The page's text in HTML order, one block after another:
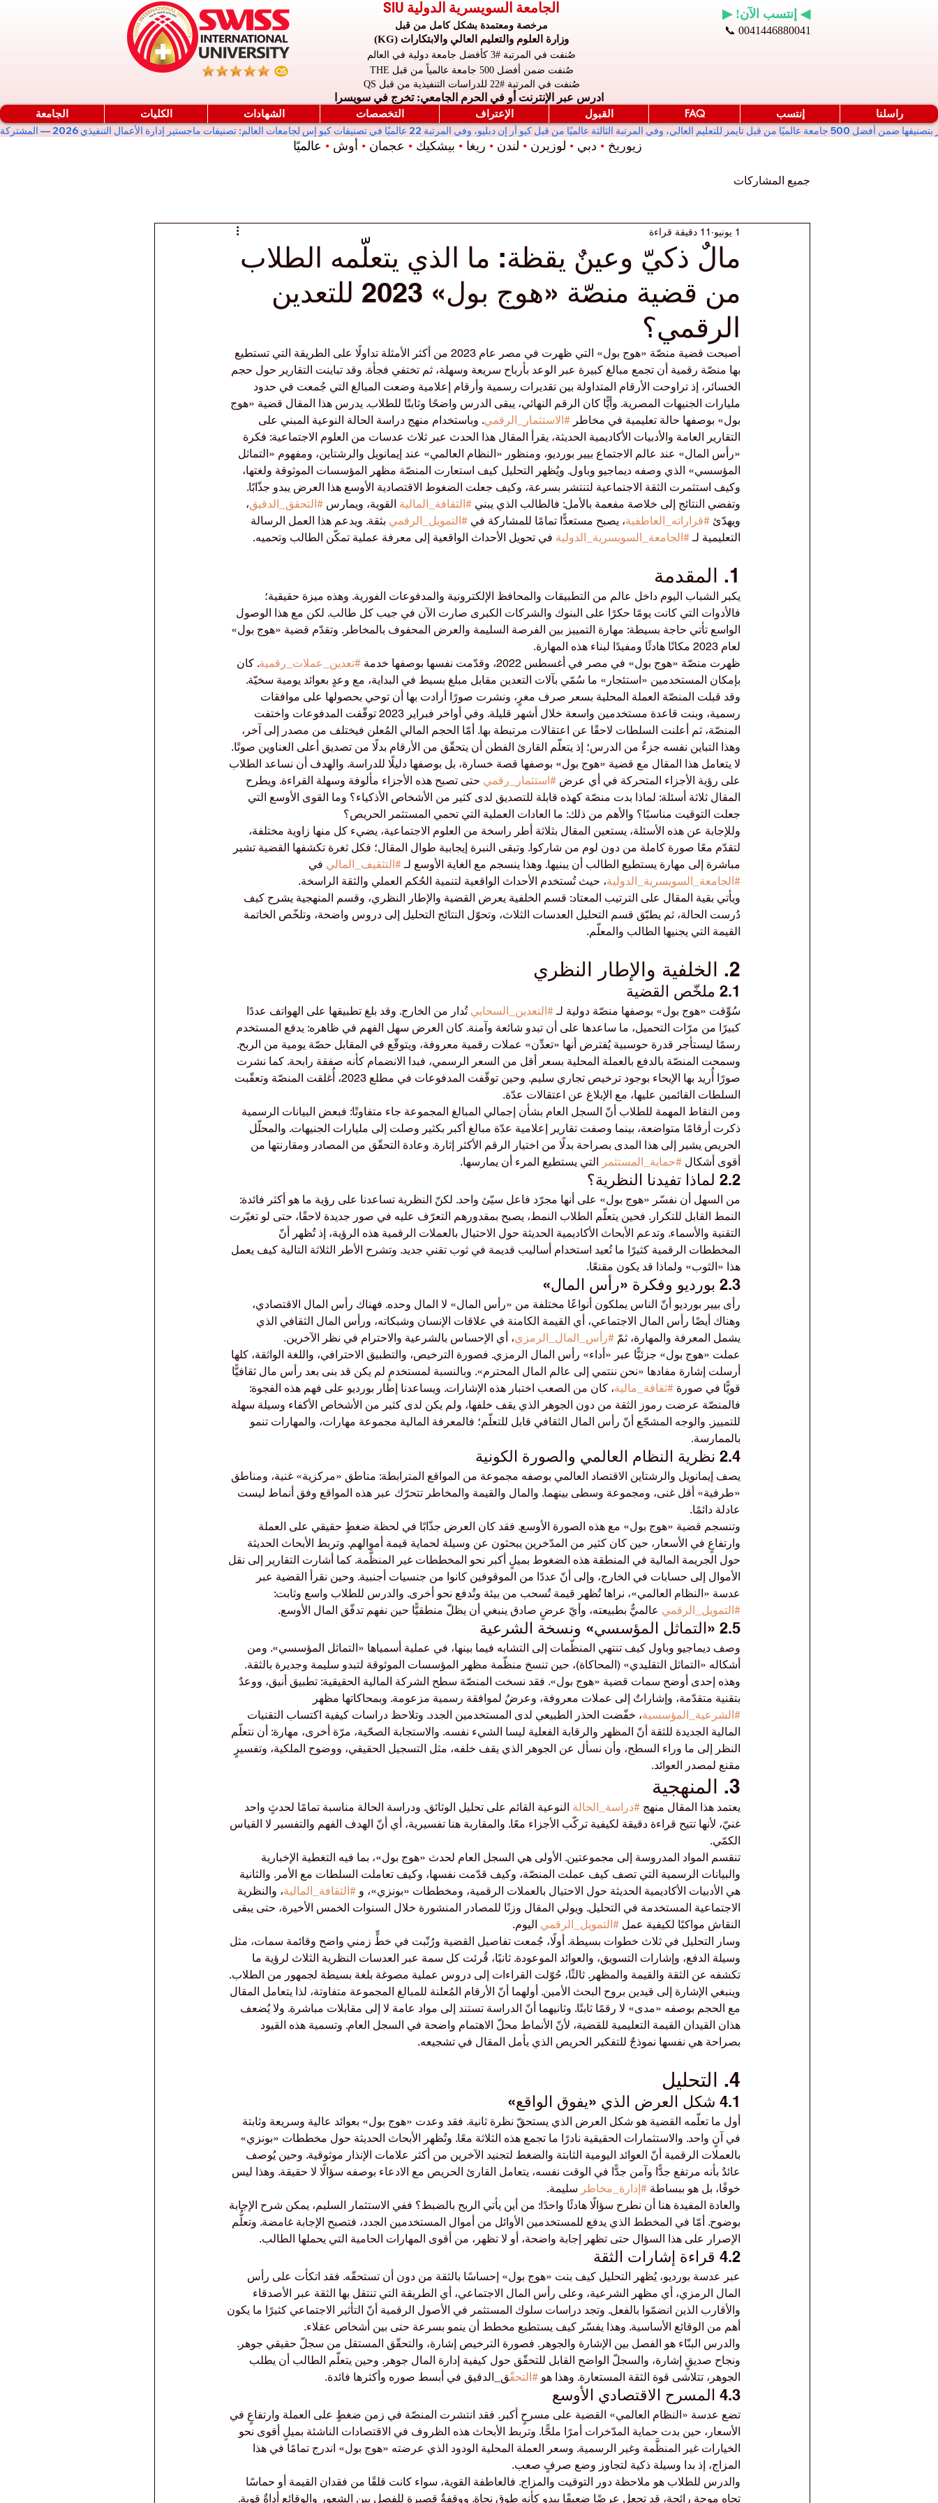
الجامعة السويسرية الدولية SIU
مرخصة ومعتمدة بشكل كامل من قبل
وزارة العلوم والتعليم العالي والابتكارات (KG)
صُنفت في المرتبة #3 كأفضل جامعة دولية في العالم
صُنفت ضمن أفضل 500 جامعة عالمياً من قبل THE
◀ إنتسب الآن! ▶
📞 0041446880041
صُنفت في المرتبة #22 للدراسات التنفيذية من قبل QS
ادرس عبر الإنترنت أو في الحرم الجامعي: تخرج في سويسرا
الجامعة الكليات الشهادات التخصصات الإعتراف القبول FAQ إنتسب راسلنا
زيوريخ • دبي • لوزيرن • لندن • ريغا • بيشكيك • عجمان • أوش • عالميًا
جميع المشاركات
مالٌ ذكيّ وعينٌ يقظة: ما الذي يتعلّمه الطلاب
من قضية منصّة «هوج بول» 2023 للتعدين
الرقمي؟
1 يونيو 11 دقيقة قراءة
أصبحت قضية منصّة «هوج بول» التي ظهرت في مصر عام 2023 من أكثر الأمثلة تداولًا على الطريقة التي تستطيع
بها منصّة رقمية أن تجمع مبالغ كبيرة عبر الوعد بأرباح سريعة وسهلة، ثم تختفي فجأة. وقد تباينت التقارير حول حجم
الخسائر، إذ تراوحت الأرقام المتداولة بين تقديرات رسمية وأرقام إعلامية وضعت المبالغ التي جُمعت في حدود
مليارات الجنيهات المصرية. وأيًّا كان الرقم النهائي، يبقى الدرس واضحًا وثابتًا للطلاب. يدرس هذا المقال قضية «هوج
بول» بوصفها حالة تعليمية في مخاطر #الاستثمار_الرقمي. وباستخدام منهج دراسة الحالة النوعية المبني على
التقارير العامة والأدبيات الأكاديمية الحديثة، يقرأ المقال هذا الحدث عبر ثلاث عدسات من العلوم الاجتماعية: فكرة
«رأس المال» عند عالم الاجتماع بيير بورديو، ومنظور «النظام العالمي» عند إيمانويل والرشتاين، ومفهوم «التماثل
المؤسسي» الذي وصفه ديماجيو وباول. ويُظهر التحليل كيف استعارت المنصّة مظهر المؤسسات الموثوقة ولغتها،
وكيف استثمرت الثقة الاجتماعية لتنتشر بسرعة، وكيف جعلت الضغوط الاقتصادية الأوسع هذا العرض يبدو جذّابًا.
وتفضي النتائج إلى خلاصة مفعمة بالأمل: فالطالب الذي يبني #الثقافة_المالية القوية، ويمارس #التحقق_الدقيق،
ويهدّئ #قراراته_العاطفية، يصبح مستعدًّا تمامًا للمشاركة في #التمويل_الرقمي بثقة. ويدعم هذا العمل الرسالة
التعليمية لـ #الجامعة_السويسرية_الدولية في تحويل الأحداث الواقعية إلى معرفة عملية تمكّن الطالب وتحميه.
1. المقدمة
يكبر الشباب اليوم داخل عالم من التطبيقات والمحافظ الإلكترونية والمدفوعات الفورية. وهذه ميزة حقيقية؛
فالأدوات التي كانت يومًا حكرًا على البنوك والشركات الكبرى صارت الآن في جيب كل طالب. لكن مع هذا الوصول
الواسع تأتي حاجة بسيطة: مهارة التمييز بين الفرصة السليمة والعرض المحفوف بالمخاطر. وتقدّم قضية «هوج بول»
لعام 2023 مكانًا هادئًا ومفيدًا لبناء هذه المهارة.
ظهرت منصّة «هوج بول» في مصر في أغسطس 2022، وقدّمت نفسها بوصفها خدمة
#تعدين_عملات_رقمية. كان
بإمكان المستخدمين «استئجار» ما سُمّي بآلات التعدين مقابل مبلغ بسيط في البداية، مع وعدٍ بعوائد يومية سخيّة.
وقد قبلت المنصّة العملة المحلية بسعر صرف مغرٍ، ونشرت صورًا أرادت بها أن توحي بحصولها على موافقات
رسمية، وبنت قاعدة مستخدمين واسعة خلال أشهر قليلة. وفي أواخر فبراير 2023 توقّفت المدفوعات واختفت
المنصّة، ثم أعلنت السلطات لاحقًا عن اعتقالات مرتبطة بها. أمّا الحجم المالي المُعلن فيختلف من مصدر إلى آخر،
وهذا التباين نفسه جزءٌ من الدرس؛ إذ يتعلّم القارئ الفطن أن يتحقّق من الأرقام بدلًا من تصديق أعلى العناوين صوتًا.
لا يتعامل هذا المقال مع قضية «هوج بول» بوصفها قصة خسارة، بل بوصفها دليلًا للدراسة. والهدف أن نساعد الطلاب
على رؤية الأجزاء المتحركة في أي عرض #استثمار_رقمي حتى تصبح هذه الأجزاء مألوفة وسهلة القراءة. ويطرح
المقال ثلاثة أسئلة: لماذا بدت منصّة كهذه قابلة للتصديق لدى كثير من الأشخاص الأذكياء؟ وما القوى الأوسع التي
جعلت التوقيت مناسبًا؟ والأهم من ذلك: ما العادات العملية التي تحمي المستثمر الحريص؟
وللإجابة عن هذه الأسئلة، يستعين المقال بثلاثة أطر راسخة من العلوم الاجتماعية، يضيء كل منها زاوية مختلفة،
لتقدّم معًا صورة كاملة من دون لوم من شاركوا. وتبقى النبرة إيجابية طوال المقال؛ فكل ثغرة تكشفها القضية تشير
مباشرة إلى مهارة يستطيع الطالب أن يبنيها. وهذا ينسجم مع الغاية الأوسع لـ #التثقيف_المالي في
#الجامعة_السويسرية_الدولية، حيث تُستخدم الأحداث الواقعية لتنمية الحُكم العملي والثقة الراسخة.
ويأتي بقية المقال على الترتيب المعتاد: قسم الخلفية يعرض القضية والإطار النظري، وقسم المنهجية يشرح كيف
دُرست الحالة، ثم يطبّق قسم التحليل العدسات الثلاث، وتحوّل النتائج التحليل إلى دروس واضحة، وتلخّص الخاتمة
القيمة التي يجنيها الطالب والمعلّم.
2. الخلفية والإطار النظري
2.1 ملخّص القضية
سُوِّقت «هوج بول» بوصفها منصّة دولية لـ #التعدين_السحابي تُدار من الخارج. وقد بلغ تطبيقها على الهواتف عددًا
كبيرًا من مرّات التحميل، ما ساعدها على أن تبدو شائعة وآمنة. كان العرض سهل الفهم في ظاهره: يدفع المستخدم
رسمًا ليستأجر قدرة حوسبية يُفترض أنها «تعدِّن» عملات رقمية معروفة، ويتوقّع في المقابل حصّة يومية من الربح.
وسمحت المنصّة بالدفع بالعملة المحلية بسعر أقل من السعر الرسمي، فبدا الانضمام كأنه صفقة رابحة. كما نشرت
صورًا أُريد بها الإيحاء بوجود ترخيص تجاري سليم. وحين توقّفت المدفوعات في مطلع 2023، أُغلقت المنصّة وتعقّبت
السلطات القائمين عليها، مع الإبلاغ عن اعتقالات عدّة.
ومن النقاط المهمة للطلاب أنّ السجل العام بشأن إجمالي المبالغ المجموعة جاء متفاوتًا: فبعض البيانات الرسمية
ذكرت أرقامًا متواضعة، بينما وصفت تقارير إعلامية عدّة مبالغ أكبر بكثير وصلت إلى مليارات الجنيهات. والمحلّل
الحريص يشير إلى هذا المدى بصراحة بدلًا من اختيار الرقم الأكثر إثارة. وعادة التحقّق من المصادر ومقارنتها من
أقوى أشكال #حماية_المستثمر التي يستطيع المرء أن يمارسها.
2.2 لماذا تفيدنا النظرية؟
من السهل أن نفسّر «هوج بول» على أنها مجرّد فاعل سيّئ واحد. لكنّ النظرية تساعدنا على رؤية ما هو أكثر فائدة:
النمط القابل للتكرار. فحين يتعلّم الطلاب النمط، يصبح بمقدورهم التعرّف عليه في صور جديدة لاحقًا، حتى لو تغيّرت
التقنية والأسماء. وتدعم الأبحاث الأكاديمية الحديثة حول الاحتيال بالعملات الرقمية هذه الرؤية، إذ تُظهر أنّ
المخططات الرقمية كثيرًا ما تُعيد استخدام أساليب قديمة في ثوب تقني جديد. وتشرح الأطر الثلاثة التالية كيف يعمل
هذا «الثوب» ولماذا قد يكون مقنعًا.
2.3 بورديو وفكرة «رأس المال»
رأى بيير بورديو أنّ الناس يملكون أنواعًا مختلفة من «رأس المال» لا المال وحده. فهناك رأس المال الاقتصادي،
وهناك أيضًا رأس المال الاجتماعي، أي القيمة الكامنة في علاقات الإنسان وشبكاته، ورأس المال الثقافي الذي
يشمل المعرفة والمهارة، ثمّ #رأس_المال_الرمزي، أي الإحساس بالشرعية والاحترام في نظر الآخرين.
عملت «هوج بول» جزئيًّا عبر «أداء» رأس المال الرمزي. فصورة الترخيص، والتطبيق الاحترافي، واللغة الواثقة، كلها
أرسلت إشارة مفادها «نحن ننتمي إلى عالم المال المحترم». وبالنسبة لمستخدمٍ لم يكن قد بنى بعد رأس مال ثقافيًّا
قويًّا في صورة #ثقافة_مالية، كان من الصعب اختبار هذه الإشارات. ويساعدنا إطار بورديو على فهم هذه الفجوة:
فالمنصّة عرضت رموز الثقة من دون الجوهر الذي يقف خلفها، ولم يكن لدى كثير من الأشخاص الأكفاء وسيلة سهلة
للتمييز. والوجه المشجّع أنّ رأس المال الثقافي قابل للتعلّم؛ فالمعرفة المالية مجموعة مهارات، والمهارات تنمو
بالممارسة.
2.4 نظرية النظام العالمي والصورة الكونية
يصف إيمانويل والرشتاين الاقتصاد العالمي بوصفه مجموعة من المواقع المترابطة: مناطق «مركزية» غنية، ومناطق
«طرفية» أقل غنى، ومجموعة وسطى بينهما. والمال والقيمة والمخاطر تتحرّك عبر هذه المواقع وفق أنماط ليست
عادلة دائمًا.
وتنسجم قضية «هوج بول» مع هذه الصورة الأوسع. فقد كان العرض جذّابًا في لحظة ضغطٍ حقيقي على العملة
وارتفاعٍ في الأسعار، حين كان كثير من المدّخرين يبحثون عن وسيلة لحماية قيمة أموالهم. وتربط الأبحاث الحديثة
حول الجريمة المالية في المنطقة هذه الضغوط بميلٍ أكبر نحو المخططات غير المنظَّمة. كما أشارت التقارير إلى نقل
الأموال إلى حسابات في الخارج، وإلى أنّ عددًا من الموقوفين كانوا من جنسيات أجنبية. وحين نقرأ القضية عبر
عدسة «النظام العالمي»، نراها تُظهر قيمة تُسحب من بيئة وتُدفع نحو أخرى. والدرس للطلاب واسع وثابت:
#التمويل_الرقمي عالميٌّ بطبيعته، وأيّ عرضٍ صادق ينبغي أن يظلّ منطقيًّا حين نفهم تدفّق المال الأوسع.
2.5 «التماثل المؤسسي» ونسخة الشرعية
وصف ديماجيو وباول كيف تنتهي المنظّمات إلى التشابه فيما بينها، في عملية أسمياها «التماثل المؤسسي». ومن
أشكاله «التماثل التقليدي» (المحاكاة)، حين تنسخ منظّمة مظهر المؤسسات الموثوقة لتبدو سليمة وجديرة بالثقة.
وهذه إحدى أوضح سمات قضية «هوج بول». فقد نسخت المنصّة سطح الشركة المالية الحقيقية: تطبيق أنيق، ووعدٌ
بتقنية متقدّمة، وإشاراتٌ إلى عملات معروفة، وعرضٌ لموافقة رسمية مزعومة. وبمحاكاتها مظهر
#الشرعية_المؤسسية، خفّضت الحذر الطبيعي لدى المستخدمين الجدد. وتلاحظ دراسات كيفية اكتساب التقنيات
المالية الجديدة للثقة أنّ المظهر والرقابة الفعلية ليسا الشيء نفسه. والاستجابة الصحّية، مرّة أخرى، مهارة: أن نتعلّم
النظر إلى ما وراء السطح، وأن نسأل عن الجوهر الذي يقف خلفه، مثل التسجيل الحقيقي، ووضوح الملكية، وتفسيرٍ
مقنع لمصدر العوائد.
3. المنهجية
يعتمد هذا المقال منهج #دراسة_الحالة النوعية القائم على تحليل الوثائق. ودراسة الحالة مناسبة تمامًا لحدثٍ واحد
غنيّ، لأنها تتيح قراءة دقيقة لكيفية تركّب الأجزاء معًا. والمقاربة هنا تفسيرية، أي أنّ الهدف الفهم والتفسير لا القياس
الكمّي.
تنقسم المواد المدروسة إلى مجموعتين. الأولى هي السجل العام لحدث «هوج بول»، بما فيه التغطية الإخبارية
والبيانات الرسمية التي تصف كيف عملت المنصّة، وكيف قدّمت نفسها، وكيف تعاملت السلطات مع الأمر. والثانية
هي الأدبيات الأكاديمية الحديثة حول الاحتيال بالعملات الرقمية، ومخططات «بونزي»، و #الثقافة_المالية، والنظرية
الاجتماعية المستخدمة في التحليل. ويولي المقال وزنًا للمصادر المنشورة خلال السنوات الخمس الأخيرة، حتى يبقى
النقاش مواكبًا لكيفية عمل #التمويل_الرقمي اليوم.
وسار التحليل في ثلاث خطوات بسيطة. أولًا، جُمعت تفاصيل القضية ورُتّبت في خطٍّ زمني واضح وقائمة سمات، مثل
وسيلة الدفع، وإشارات التسويق، والعوائد الموعودة. ثانيًا، قُرئت كل سمة عبر العدسات النظرية الثلاث لرؤية ما
تكشفه عن الثقة والقيمة والمظهر. ثالثًا، حُوّلت القراءات إلى دروس عملية مصوغة بلغة بسيطة لجمهور من الطلاب.
وينبغي الإشارة إلى قيدين بروح البحث الأمين. أولهما أنّ الأرقام المُعلنة للمبالغ المجموعة متفاوتة، لذا يتعامل المقال
مع الحجم بوصفه «مدى» لا رقمًا ثابتًا. وثانيهما أنّ الدراسة تستند إلى مواد عامة لا إلى مقابلات مباشرة. ولا يُضعف
هذان القيدان القيمة التعليمية للقضية، لأنّ الأنماط محلّ الاهتمام واضحة في السجل العام. وتسمية هذه القيود
بصراحة هي نفسها نموذجٌ للتفكير الحريص الذي يأمل المقال في تشجيعه.
4. التحليل
4.1 شكل العرض الذي «يفوق الواقع»
أول ما تعلّمه القضية هو شكل العرض الذي يستحقّ نظرة ثانية. فقد وعدت «هوج بول» بعوائد عالية وسريعة وثابتة
في آنٍ واحد. والاستثمارات الحقيقية نادرًا ما تجمع هذه الثلاثة معًا. وتُظهر الأبحاث الحديثة حول مخططات «بونزي»
بالعملات الرقمية أنّ العوائد اليومية الثابتة والضغط لتجنيد الآخرين من أكثر علامات الإنذار موثوقية. وحين يُوصف
عائدٌ بأنه مرتفع جدًّا وآمن جدًّا في الوقت نفسه، يتعامل القارئ الحريص مع الادعاء بوصفه سؤالًا لا حقيقة. وهذا ليس
خوفًا، بل هو ببساطة #إدارة_مخاطر سليمة.
والعادة المفيدة هنا أن نطرح سؤالًا هادئًا واحدًا: من أين يأتي الربح بالضبط؟ ففي الاستثمار السليم، يمكن شرح الإجابة
بوضوح. أمّا في المخطط الذي يدفع للمستخدمين الأوائل من أموال المستخدمين الجدد، فتصبح الإجابة غامضة. وتعلُّم
الإصرار على هذا السؤال حتى تظهر إجابة واضحة، أو لا تظهر، من أقوى المهارات الحامية التي يحملها الطالب.
4.2 قراءة إشارات الثقة
عبر عدسة بورديو، يُظهر التحليل كيف بنت «هوج بول» إحساسًا بالثقة من دون أن تستحقّه. فقد اتكأت على رأس
المال الرمزي، أي مظهر الشرعية، وعلى رأس المال الاجتماعي، أي الطريقة التي تنتقل بها الثقة عبر الأصدقاء
والأقارب الذين انضمّوا بالفعل. وتجد دراسات سلوك المستثمر في الأصول الرقمية أنّ التأثير الاجتماعي كثيرًا ما يكون
أهم من الوقائع الأساسية. وهذا يفسّر كيف يستطيع مخطط أن ينمو بسرعة حتى بين أشخاص عقلاء.
والدرس البنّاء هو الفصل بين الإشارة والجوهر. فصورة الترخيص إشارة، والتحقّق المستقل من سجلّ حقيقي جوهر.
ونجاح صديقٍ إشارة، والسجلّ الواضح القابل للتحقّق حول كيفية إدارة المال جوهر. وحين يتعلّم الطالب أن يطلب
الجوهر، تتلاشى قوة الثقة المستعارة. وهذا هو #التحقّق_الدقيق في أبسط صوره وأكثرها فائدة.
4.3 المسرح الاقتصادي الأوسع
تضع عدسة «النظام العالمي» القضية على مسرحٍ أكبر. فقد انتشرت المنصّة في زمن ضغطٍ على العملة وارتفاعٍ في
الأسعار، حين بدت حماية المدّخرات أمرًا ملحًّا. وتربط الأبحاث هذه الظروف في الاقتصادات الناشئة بميلٍ أقوى نحو
الخيارات غير المنظَّمة وغير الرسمية. وسعر العملة المحلية الودود الذي عرضته «هوج بول» اندرج تمامًا في هذا
المزاج، إذ بدا وسيلة ذكية لتجاوز وضع صرفٍ صعب.
والدرس للطلاب هو ملاحظة دور التوقيت والمزاج. فالعاطفة القوية، سواء كانت قلقًا من فقدان القيمة أو حماسًا
تجاه موجةٍ رائجة، قد تجعل عرضًا ضعيفًا يبدو كأنه طوق نجاة. ووقفةٌ قصيرة للفصل بين الشعور والوقائع أداةٌ قوية.